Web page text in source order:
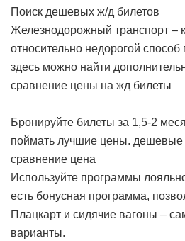
Поиск дешевых ж/д билетов
Железнодорожный транспорт –
относительно недорогой
здесь можно найти
сравнение цены на жд билеты
Бронируйте билеты за 1,5-2
поймать лучшие цены. дешевые
сравнение цена
Используйте программы
есть бонусная программа,
Плацкарт и сидячие вагоны –
варианты.